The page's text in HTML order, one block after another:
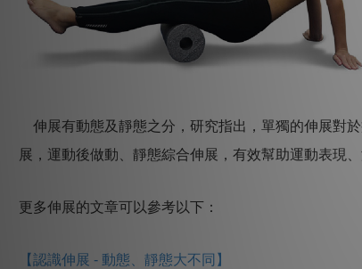
伸展有動態及靜態之分，研究指出，單獨的伸展對
展，運動後做動、靜態綜合伸展，有效幫助運動表現、
更多伸展的文章可以參考以下：
【認識伸展 - 動態、靜態大不同】